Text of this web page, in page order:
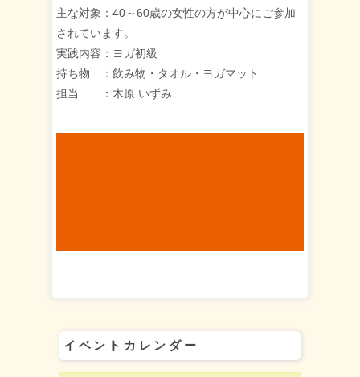
主な対象：40～60歳の女性の方が中心にご参加
されています。
実践内容：ヨガ初級
持ち物 ：飲み物・タオル・ヨガマット
担当 ：木原 いずみ
イベントカレンダー